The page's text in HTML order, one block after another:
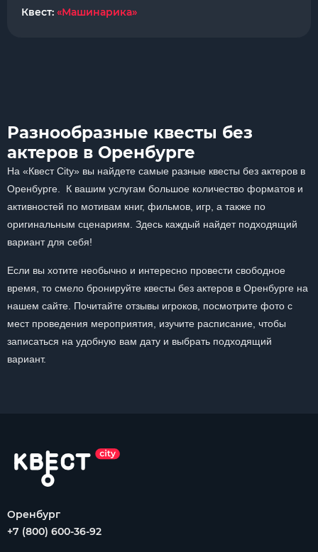
Квест: «Машинарика»
Разнообразные квесты без
актеров в Оренбурге
На «Квест City» вы найдете самые разные квесты без актеров в
Оренбурге. К вашим услугам большое количество форматов и
активностей по мотивам книг, фильмов, игр, а также по
оригинальным сценариям. Здесь каждый найдет подходящий
вариант для себя!
Если вы хотите необычно и интересно провести свободное
время, то смело бронируйте квесты без актеров в Оренбурге на
нашем сайте. Почитайте отзывы игроков, посмотрите фото с
мест проведения мероприятия, изучите расписание, чтобы
записаться на удобную вам дату и выбрать подходящий
вариант.
Оренбург
+7 (800) 600-36-92